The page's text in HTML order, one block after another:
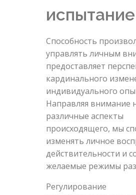
испытание
Способность
управлять личным
предоставляет
кардинального
индивидуального
Направляя внимание
различные аспекты
происходящего, мы
изменять личное
действительности и
желаемые режимы
Регулирование